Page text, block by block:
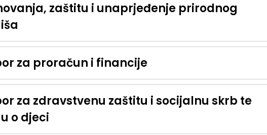
zaštitu i unaprjeđenje prirodnog
za proračun i financije
za zdravstvenu zaštitu i socijalnu skrb te
o djeci